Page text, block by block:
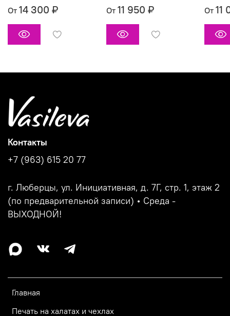
От 14 300 ₽ От 11 950 ₽ От 11
Главная
Печать на халатах и чехлах
Контакты
+7 (963) 615 20 77
г. Люберцы, ул. Инициативная, д. 7Г, стр. 1, этаж 2
(по предварительной записи) • Среда -
ВЫХОДНОЙ!